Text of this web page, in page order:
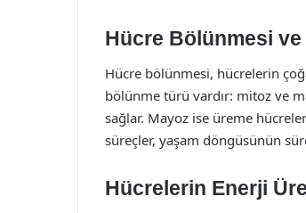
Hücre Bölünmesi ve
Hücre bölünmesi, hücrelerin
bölünme türü vardır: mitoz ve
sağlar. Mayoz ise üreme
süreçler, yaşam döngüsünün
Hücrelerin Enerji